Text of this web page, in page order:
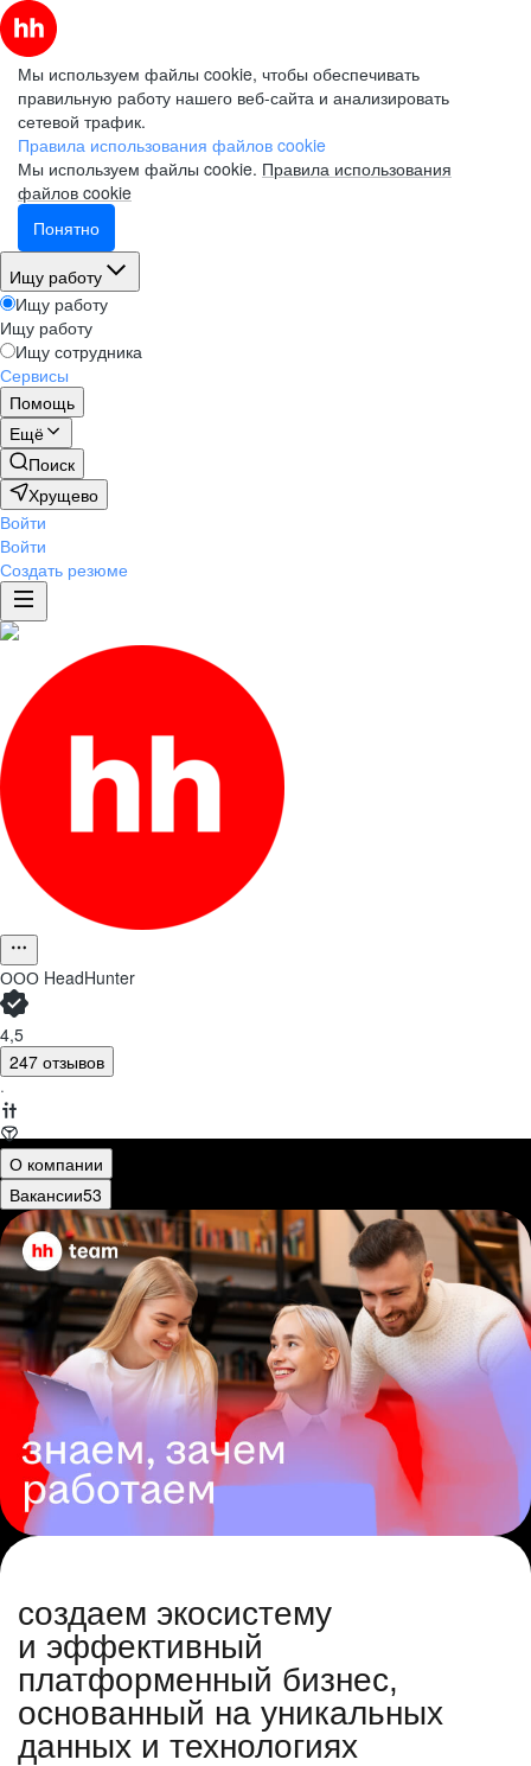
Мы используем файлы cookie, чтобы обеспечивать
правильную работу нашего веб-сайта и анализировать
сетевой трафик.
Правила использования файлов cookie
Мы используем файлы cookie. Правила использования
файлов cookie
Понятно
Ищу работу
Ищу работу
Ищу работу
Ищу сотрудника
Сервисы
Помощь
Ещё
Поиск
Хрущево
Войти
Войти
Создать резюме
ООО HeadHunter
4,5
247 отзывов
·
О компании
Вакансии53
создаем экосистему
и эффективный
платформенный бизнес,
основанный на уникальных
данных и технологиях